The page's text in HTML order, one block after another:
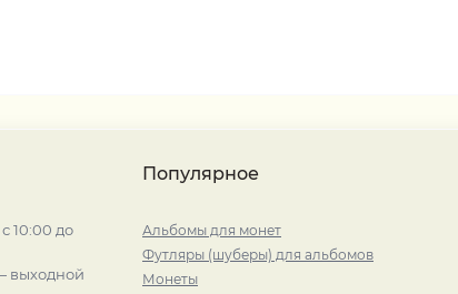
10:00 до
выходной
Популярное
Альбомы для монет
Футляры (шуберы) для альбомов
Монеты